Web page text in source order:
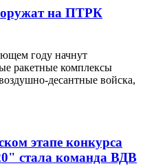
на ПТРК
году начнут
ракетные комплексы
десантные войска,
этапе конкурса
стала команда ВДВ